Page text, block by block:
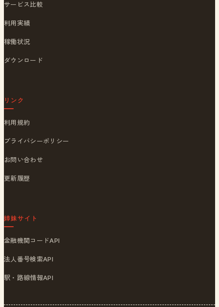
サービス比較
利用実績
稼働状況
ダウンロード
リンク
利用規約
プライバシーポリシー
お問い合わせ
更新履歴
姉妹サイト
金融機関コードAPI
法人番号検索API
駅・路線情報API